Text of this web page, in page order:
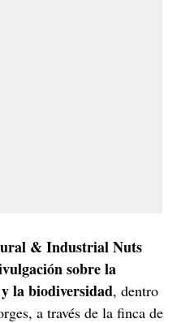
& Industrial Nuts
sobre la
la biodiversidad, dentro
a través de la finca de